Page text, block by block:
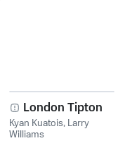
London Tipton
Kyan Kuatois, Larry
Williams